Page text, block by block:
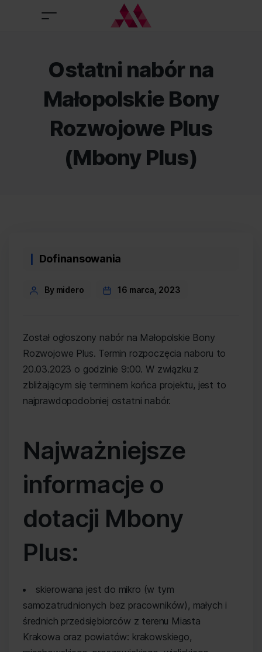
Ostatni nabór na
Małopolskie Bony
Rozwojowe Plus
(Mbony Plus)
Categories
Dofinansowania
PostBy midero 16 marca, 2023
Został ogłoszony nabór na Małopolskie Bony
Rozwojowe Plus. Termin rozpoczęcia naboru to
20.03.2023 o godzinie 9:00. W związku z
zbliżającym się terminem końca projektu, jest to
najprawdopodobniej ostatni nabór.
Najważniejsze
informacje o
dotacji Mbony
Plus:
skierowana jest do mikro (w tym
samozatrudnionych bez pracowników), małych i
średnich przedsiębiorców z terenu Miasta
Krakowa oraz powiatów: krakowskiego,